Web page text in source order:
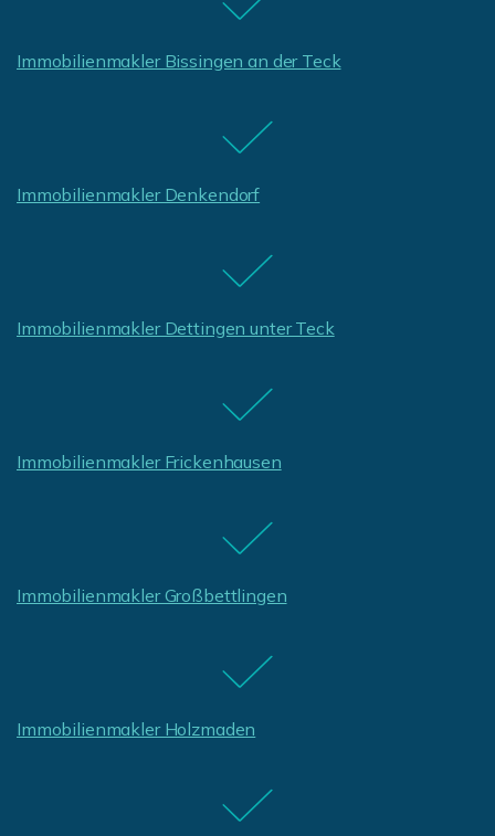
Immobilienmakler Bissingen an der Teck
Immobilienmakler Denkendorf
Immobilienmakler Dettingen unter Teck
Immobilienmakler Frickenhausen
Immobilienmakler Großbettlingen
Immobilienmakler Holzmaden